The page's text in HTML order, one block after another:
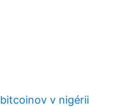
v nigérii